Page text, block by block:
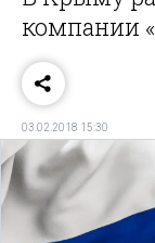
компании
03.02.2018 15:30